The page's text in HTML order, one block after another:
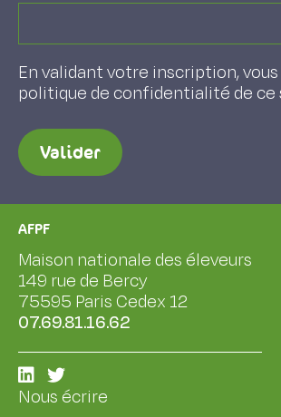
En validant votre inscription,
politique de confidentialité de ce
Valider
AFPF
Maison nationale des éleveurs
149 rue de Bercy
75595 Paris Cedex 12
07.69.81.16.62
Nous écrire